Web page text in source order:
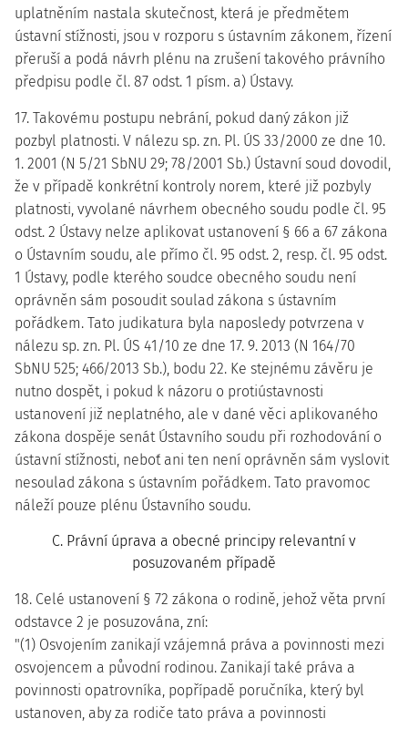
uplatněním nastala skutečnost, která je předmětem
ústavní stížnosti, jsou v rozporu s ústavním zákonem, řízení
přeruší a podá návrh plénu na zrušení takového právního
předpisu podle čl. 87 odst. 1 písm. a) Ústavy.
17. Takovému postupu nebrání, pokud daný zákon již
pozbyl platnosti. V nálezu sp. zn. Pl. ÚS 33/2000 ze dne 10.
1. 2001 (N 5/21 SbNU 29; 78/2001 Sb.) Ústavní soud dovodil,
že v případě konkrétní kontroly norem, které již pozbyly
platnosti, vyvolané návrhem obecného soudu podle čl. 95
odst. 2 Ústavy nelze aplikovat ustanovení § 66 a 67 zákona
o Ústavním soudu, ale přímo čl. 95 odst. 2, resp. čl. 95 odst.
1 Ústavy, podle kterého soudce obecného soudu není
oprávněn sám posoudit soulad zákona s ústavním
pořádkem. Tato judikatura byla naposledy potvrzena v
nálezu sp. zn. Pl. ÚS 41/10 ze dne 17. 9. 2013 (N 164/70
SbNU 525; 466/2013 Sb.), bodu 22. Ke stejnému závěru je
nutno dospět, i pokud k názoru o protiústavnosti
ustanovení již neplatného, ale v dané věci aplikovaného
zákona dospěje senát Ústavního soudu při rozhodování o
ústavní stížnosti, neboť ani ten není oprávněn sám vyslovit
nesoulad zákona s ústavním pořádkem. Tato pravomoc
náleží pouze plénu Ústavního soudu.
C. Právní úprava a obecné principy relevantní v
posuzovaném případě
18. Celé ustanovení § 72 zákona o rodině, jehož věta první
odstavce 2 je posuzována, zní:
"(1) Osvojením zanikají vzájemná práva a povinnosti mezi
osvojencem a původní rodinou. Zanikají také práva a
povinnosti opatrovníka, popřípadě poručníka, který byl
ustanoven, aby za rodiče tato práva a povinnosti